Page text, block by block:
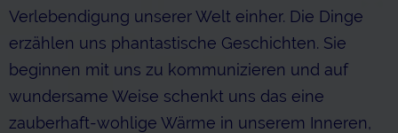
Verlebendigung unserer Welt einher. Die Dinge
erzählen uns phantastische Geschichten. Sie
beginnen mit uns zu kommunizieren und auf
wundersame Weise schenkt uns das eine
zauberhaft-wohlige Wärme in unserem Inneren,